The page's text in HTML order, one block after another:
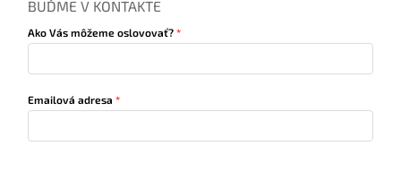
BUĎME V KONTAKTE
Ako Vás môžeme oslovovať?
Emailová adresa